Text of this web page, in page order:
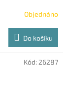
Objednáno
Do košíku
Kód:26287